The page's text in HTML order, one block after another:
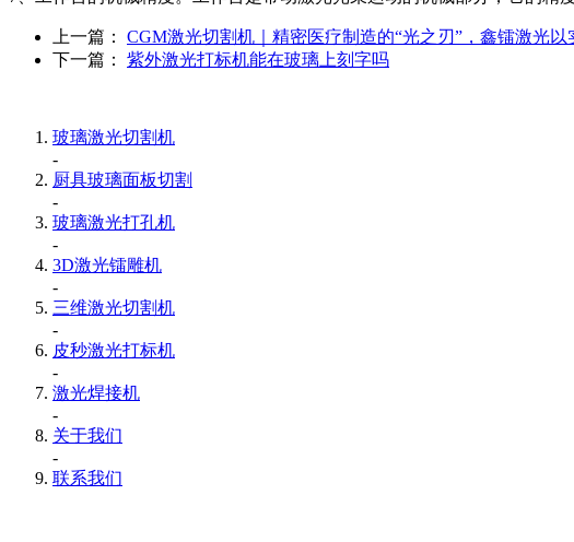
上一篇：
CGM激光切割机｜精密医疗制造的“光之刃”，鑫镭激光
下一篇：
紫外激光打标机能在玻璃上刻字吗
玻璃激光切割机
-
厨具玻璃面板切割
-
玻璃激光打孔机
-
3D激光镭雕机
-
三维激光切割机
-
皮秒激光打标机
-
激光焊接机
-
关于我们
-
联系我们